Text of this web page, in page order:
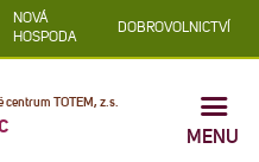
NOVÁ
HOSPODA
DOBROVOLNICTVÍ
centrum TOTEM, z.s.
MENU